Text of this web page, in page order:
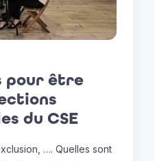
pour être
du CSE
…. Quelles sont